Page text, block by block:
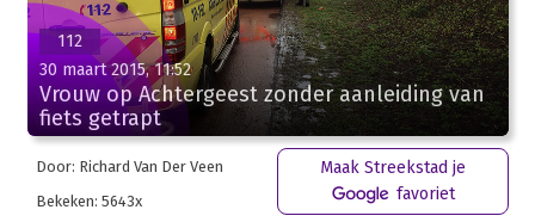
112
30 maart 2015, 11:52
Vrouw op Achtergeest zonder aanleiding van
fiets getrapt
Door: Richard Van Der Veen
Bekeken: 5643x
Maak Streekstad je
favoriet